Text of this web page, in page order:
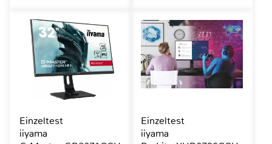
Einzeltest
iiyama
Einzeltest
iiyama